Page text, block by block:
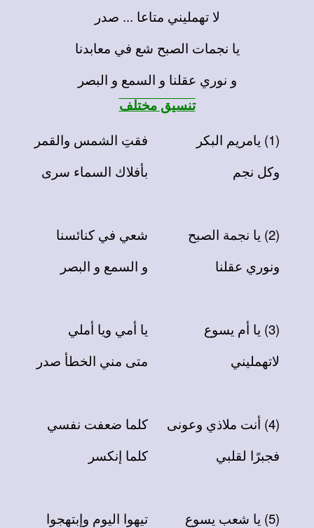
لا تهمليني متاعا ... صدر
يا نجمات الصبح شع في معابدنا
و نوري عقلنا و السمع و البصر
تنسيق مختلف
(1) يامريم البكر
وكل نجم
(2) يا نجمة الصبح
ونوري عقلنا
(3) يا أم يسوع
لاتهمليني
(4) أنت ملاذي وعونى
فجبرًا لقلبي
(5) يا شعب يسوع
فقتِ الشمس والقمر
بأفلاك السماء سرى
شعي في كنائسنا
و السمع و البصر
يا أمي ويا أملي
متى مني الخطأ صدر
كلما ضعفت نفسي
كلما إنكسر
تيهوا اليوم وإبتهجوا